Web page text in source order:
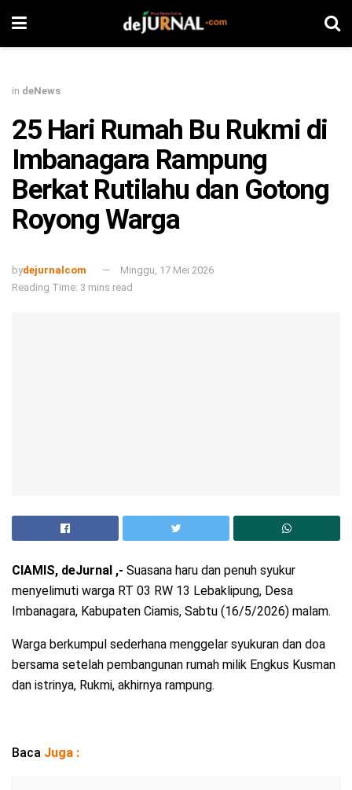
in deNews
25 Hari Rumah Bu Rukmi di
Imbanagara Rampung
Berkat Rutilahu dan Gotong
Royong Warga
bydejurnalcom
Minggu, 17 Mei 2026
Reading Time: 3 mins read
CIAMIS, deJurnal ,- Suasana haru dan penuh syukur
menyelimuti warga RT 03 RW 13 Lebaklipung, Desa
Imbanagara, Kabupaten Ciamis, Sabtu (16/5/2026) malam.
Warga berkumpul sederhana menggelar syukuran dan doa
bersama setelah pembangunan rumah milik Engkus Kusman
dan istrinya, Rukmi, akhirnya rampung.
Baca Juga :